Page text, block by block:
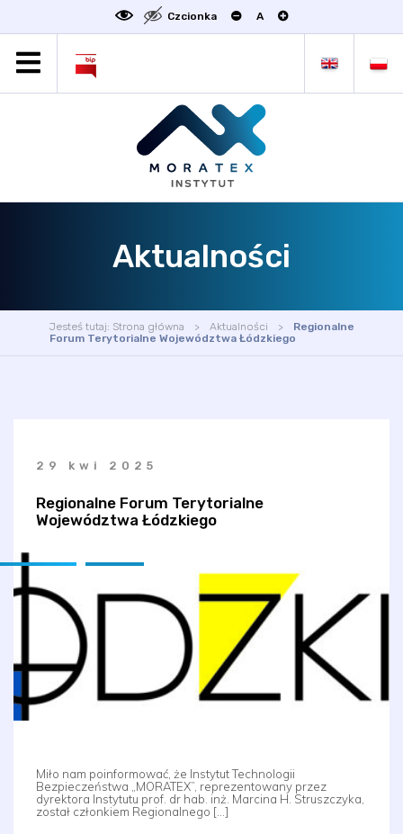
Czcionka A
OGŁOSZENIA
DEKLARACJA DOSTĘPNOŚCI
Aktualności
Jesteś tutaj: Strona główna Aktualności
Regionalne
Forum Terytorialne Województwa Łódzkiego
29 kwi 2025
Regionalne Forum Terytorialne
Województwa Łódzkiego
Miło nam poinformować, że Instytut Technologii
Bezpieczeństwa „MORATEX”, reprezentowany przez
dyrektora Instytutu prof. dr hab. inż. Marcina H. Struszczyka,
został członkiem Regionalnego […]